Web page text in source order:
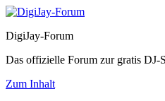
DigiJay-Forum
Das offizielle Forum zur gratis DJ-
Zum Inhalt